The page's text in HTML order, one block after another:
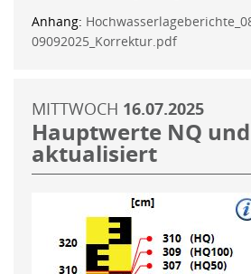
Anhang:
09092025_Korrektur.pdf
MITTWOCH 16.07.2025
Hauptwerte NQ
aktualisiert